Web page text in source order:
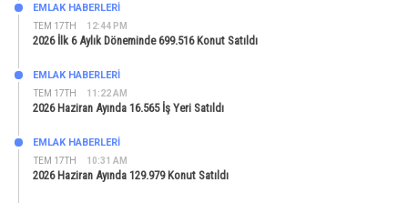
TEM 17TH 12:44 PM
EMLAK HABERLERI
2026 İlk 6 Aylık Döneminde 699.516 Konut Satıldı
TEM 17TH 11:22 AM
EMLAK HABERLERI
2026 Haziran Ayında 16.565 İş Yeri Satıldı
TEM 17TH 10:31 AM
EMLAK HABERLERI
2026 Haziran Ayında 129.979 Konut Satıldı